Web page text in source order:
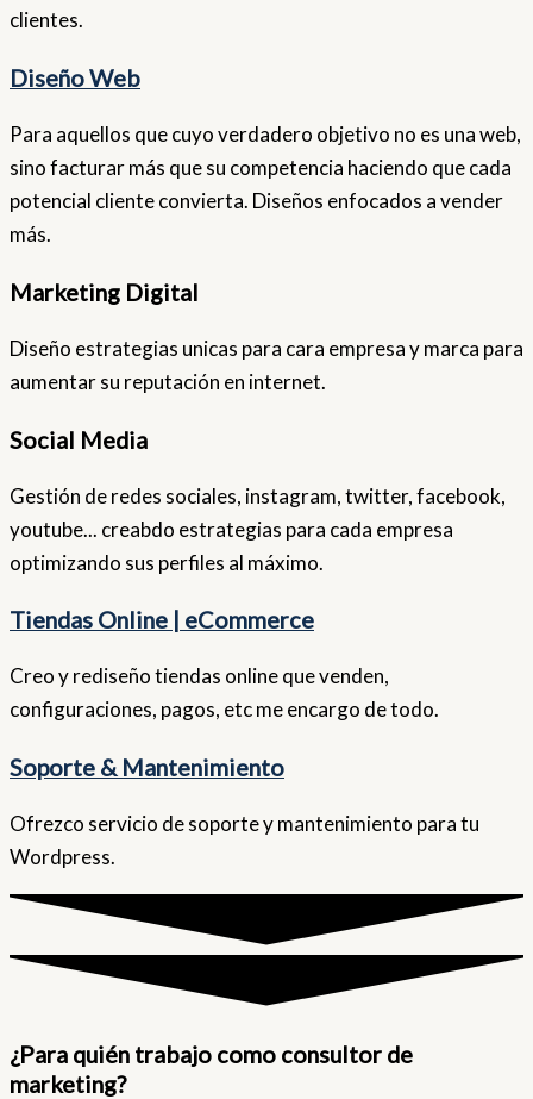
clientes.
Diseño Web
Para aquellos que cuyo verdadero objetivo no es una web,
sino facturar más que su competencia haciendo que cada
potencial cliente convierta. Diseños enfocados a vender
más.
Marketing Digital
Diseño estrategias unicas para cara empresa y marca para
aumentar su reputación en internet.
Social Media
Gestión de redes sociales, instagram, twitter, facebook,
youtube... creabdo estrategias para cada empresa
optimizando sus perfiles al máximo.
Tiendas Online | eCommerce
Creo y rediseño tiendas online que venden,
configuraciones, pagos, etc me encargo de todo.
Soporte & Mantenimiento
Ofrezco servicio de soporte y mantenimiento para tu
Wordpress.
¿Para quién trabajo como consultor de
marketing?